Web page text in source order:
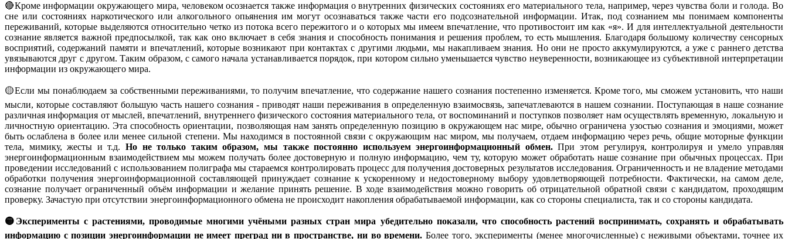
🔴Кроме информации окружающего мира, человеком осознается также информация о внутренних физических состояниях его материального тела, например, через чувства боли и голода. Во
сне или состояниях наркотического или алкогольного опьянения им могут осознаваться также части его подсознательной информации. Итак, под сознанием мы понимаем компоненты
переживаний, которые выделяются относительно четко из потока всего пережитого и о которых мы имеем впечатление, что противостоит им как «я». И для интеллектуальной деятельности
сознание является важной предпосылкой, так как оно включает в себя знания и способность понимания и решения проблем, то есть мышления. Благодаря большому количеству сенсорных
восприятий, содержаний памяти и впечатлений, которые возникают при контактах с другими людьми, мы накапливаем знания. Но они не просто аккумулируются, а уже с раннего детства
увязываются друг с другом. Таким образом, с самого начала устанавливается порядок, при котором сильно уменьшается чувство неуверенности, возникающее из субъективной интерпретации
информации из окружающего мира.
🟡Если мы понаблюдаем за собственными переживаниями, то получим впечатление, что содержание нашего сознания постепенно изменяется. Кроме того, мы сможем установить, что наши
мысли, которые составляют большую часть нашего сознания - приводят наши переживания в определенную взаимосвязь, запечатлеваются в нашем сознании. Поступающая в наше сознание
различная информация от мыслей, впечатлений, внутреннего физического состояния материального тела, от воспоминаний и поступков позволяет нам осуществлять временную, локальную и
личностную ориентацию. Эта способность ориентации, позволяющая нам занять определенную позицию в окружающем нас мире, обычно ограничена узостью сознания и эмоциями, может
быть ослаблена в более или менее сильной степени. Мы находимся в постоянной связи с окружающим нас миром, мы получаем, отдаем информацию через речь, общие моторные функции
тела, мимику, жесты и т.д. Но не только таким образом, мы также постоянно используем энергоинформационный обмен.При этом регулируя, контролируя и умело управляя
энергоинформационным взаимодействием мы можем получать более достоверную и полную информацию, чем ту, которую может обработать наше сознание при обычных процессах. При
проведении исследований с использованием полиграфа мы стараемся контролировать процесс для получения достоверных результатов исследования. Ограниченность и не владение методами
обработки получения энергоинформационной составляющей принуждает сознание к ускоренному и недостоверному выбору удовлетворяющей потребности. Фактически, на самом деле,
сознание получает ограниченный объём информации и желание принять решение. В ходе взаимодействия можно говорить об отрицательной обратной связи с кандидатом, проходящим
проверку. Зачастую при отсутствии энергоинформационного обмена не происходит накопления обрабатываемой информации, как со стороны специалиста, так и со стороны кандидата.
🟡Эксперименты с растениями, проводимые многими учёными разных стран мира убедительно показали, что способность растений воспринимать, сохранять и обрабатывать
информацию с позиции энергоинформации не имеет преград ни в пространстве, ни во времени. Более того, эксперименты (менее многочисленные) с неживыми объектами, точнее их